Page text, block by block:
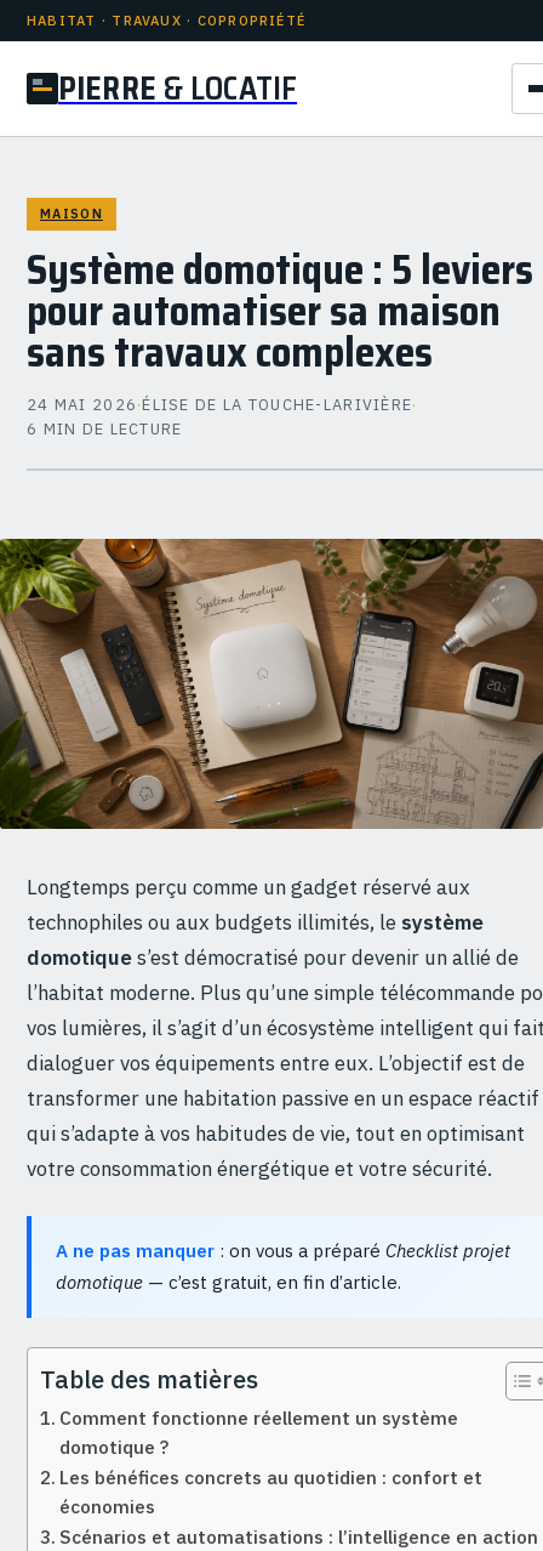
HABITAT · TRAVAUX · COPROPRIÉTÉ
PIERRE & LOCATIF
MAISON
Système domotique : 5 leviers
pour automatiser sa maison
sans travaux complexes
24 MAI 2026·ÉLISE DE LA TOUCHE-LARIVIÈRE·
6 MIN DE LECTURE
Longtemps perçu comme un gadget réservé aux
technophiles ou aux budgets illimités, le système
domotiques’est démocratisé pour devenir un allié de
l’habitat moderne. Plus qu’une simple télécommande
vos lumières, il s’agit d’un écosystème intelligent qui
dialoguer vos équipements entre eux. L’objectif est de
transformer une habitation passive en un espace réactif
qui s’adapte à vos habitudes de vie, tout en optimisant
votre consommation énergétique et votre sécurité.
A ne pas manquer : on vous a préparé Checklist projet
domotique — c’est gratuit, en fin d’article.
Table des matières
Comment fonctionne réellement un système
domotique ?
Les bénéfices concrets au quotidien : confort et
économies
Scénarios et automatisations : l’intelligence en action